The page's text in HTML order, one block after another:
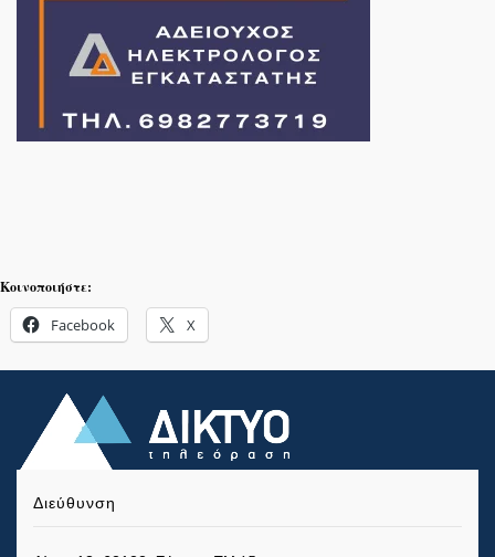
Κοινοποιήστε:
Facebook X
Διεύθυνση